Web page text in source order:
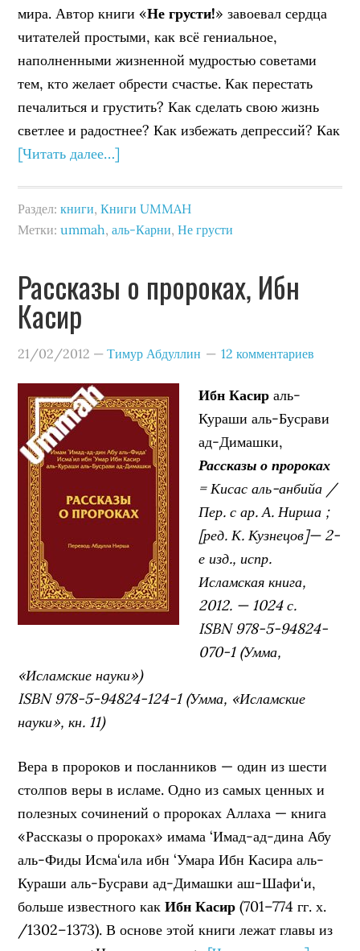
мира. Автор книги «Не грусти!» завоевал сердца
читателей простыми, как всё гениальное,
наполненными жизненной мудростью советами
тем, кто желает обрести счастье. Как перестать
печалиться и грустить? Как сделать свою жизнь
светлее и радостнее? Как избежать депрессий? Как
[Читать далее…]
Раздел:книги,Книги UMMAH
Метки:ummah,аль-Карни,Не грусти
Рассказы о пророках, Ибн
Касир
21/02/2012 —Тимур Абдуллин 12 комментариев
Ибн Касир аль-
Кураши аль-Бусрави
ад-Димашки,
Рассказы о пророках
= Кисас аль-анбийа /
Пер. с ар. А. Нирша ;
[ред. К. Кузнецов]— 2-
е изд., испр.
Исламская книга,
2012. — 1024 с.
ISBN 978-5-94824-
070-1 (Умма,
«Исламские науки»)
ISBN 978-5-94824-124-1 (Умма, «Исламские
науки», кн. 11)
Вера в пророков и посланников — один из шести
столпов веры в исламе. Одно из самых ценных и
полезных сочинений о пророках Аллаха — книга
«Рассказы о пророках» имама ‘Имад-ад-дина Абу
аль-Фиды Исма‘ила ибн ‘Умара Ибн Касира аль-
Кураши аль-Бусрави ад-Димашки аш-Шафи‘и,
больше известного какИбн Касир (701–774 гг. х.
/1302–1373). В основе этой книги лежат главы из